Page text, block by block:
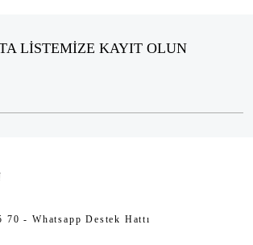
LİSTEMİZE KAYIT OLUN
70 - Whatsapp Destek Hattı